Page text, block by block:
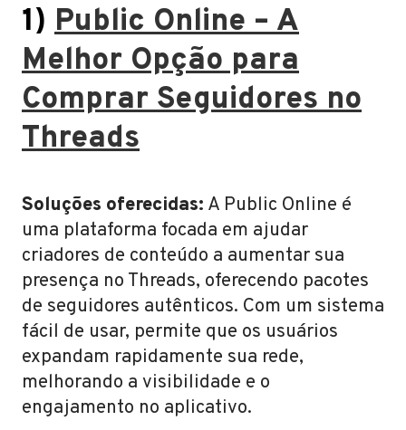
1) Public Online – A
Melhor Opção para
Comprar Seguidores no
Threads
Soluções oferecidas: A Public Online é
uma plataforma focada em ajudar
criadores de conteúdo a aumentar sua
presença no Threads, oferecendo pacotes
de seguidores autênticos. Com um sistema
fácil de usar, permite que os usuários
expandam rapidamente sua rede,
melhorando a visibilidade e o
engajamento no aplicativo.